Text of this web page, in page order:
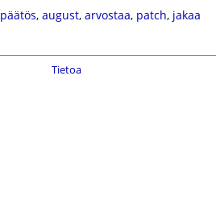
päätös, august, arvostaa, patch, jakaa
Tietoa